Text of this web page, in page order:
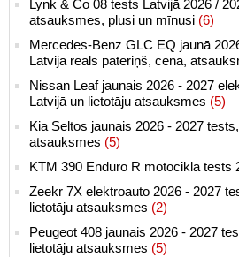
Lynk & Co 08 tests Latvijā 2026 /
atsauksmes, plusi un mīnusi (6)
Mercedes-Benz GLC EQ jaunā
Latvijā reāls patēriņš, cena,
Nissan Leaf jaunais 2026 - 2027
Latvijā un lietotāju atsauksmes (5)
Kia Seltos jaunais 2026 - 2027
atsauksmes (5)
KTM 390 Enduro R motocikla tests
Zeekr 7X elektroauto 2026 - 2027
lietotāju atsauksmes (2)
Peugeot 408 jaunais 2026 - 2027
lietotāju atsauksmes (5)